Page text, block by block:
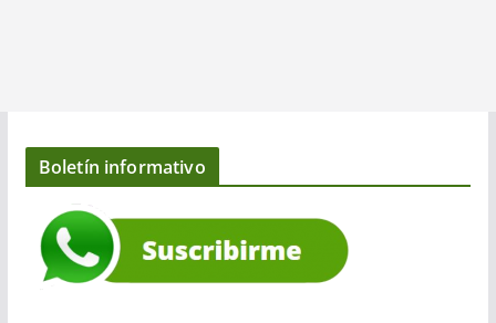
Boletín informativo